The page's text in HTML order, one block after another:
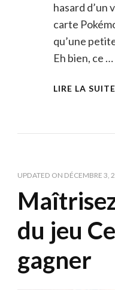
hasard d’un
carte
qu’une
Eh bien, ce …
LIRE LA SUITE
UPDATED ON DÉCEMBRE 3,
du jeu
gagner